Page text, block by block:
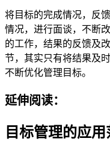
将目标的完成情况，反
情况，进行面谈，不断
的工作，结果的反馈及
节，其实只有将结果及
不断优化管理目标。
延伸阅读：
目标管理的应用